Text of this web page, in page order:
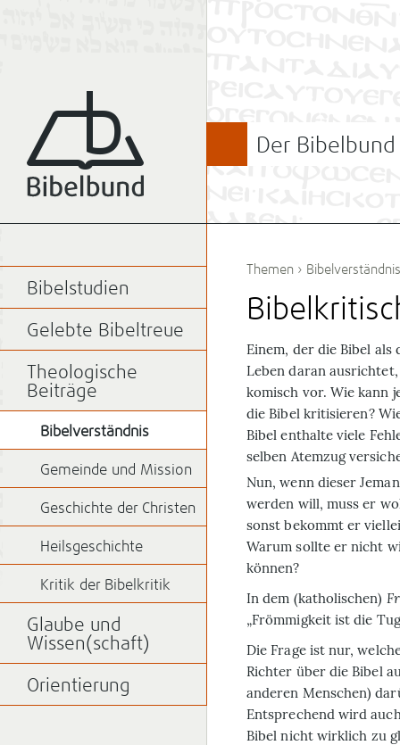
Der Bibelbund
Themen › Bibelverständnis
Einem, der die Bibel als
Leben daran
komisch vor. Wie kann
die Bibel kritisieren?
Bibel enthalte viele
selben Atemzug
Nun, wenn dieser
werden will, muss er
sonst bekommt er
Warum sollte er nicht
können?
In dem (katholischen)
„Frömmigkeit ist die
Die Frage ist nur,
Richter über die Bibel
anderen Menschen)
Entsprechend wird
Bibel nicht wirklich zu
Bibelstudien
Gelebte Bibeltreue
Theologische
Beiträge
Bibelverständnis
Gemeinde und Mission
Geschichte der Christen
Heilsgeschichte
Kritik der Bibelkritik
Glaube und
Wissen(schaft)
Orientierung